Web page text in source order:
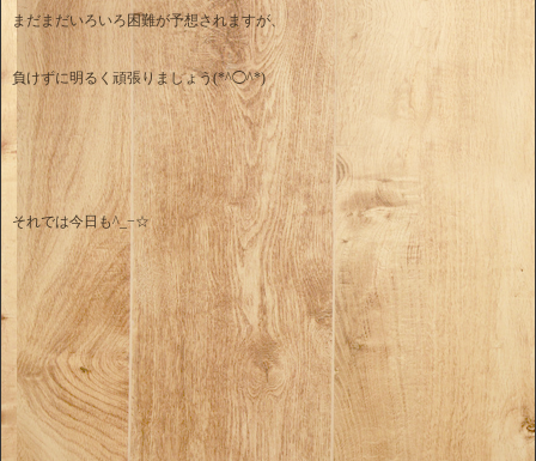
まだまだいろいろ困難が予想されますが、
負けずに明るく頑張りましょう(*^◯^*)
それでは今日も^_−☆